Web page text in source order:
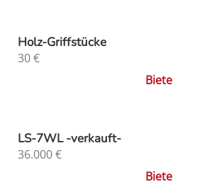
Holz-Griffstücke
30€
Biete
LS-7WL -verkauft-
36.000€
Biete